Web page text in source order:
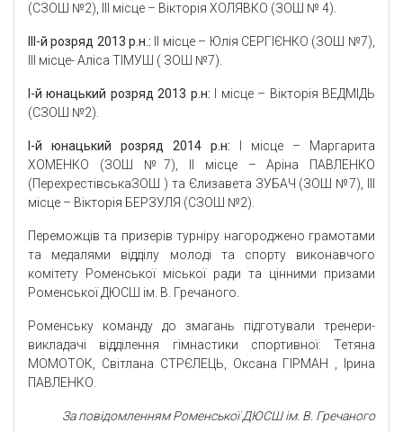
(СЗОШ №2), ІІІ місце – Вікторія ХОЛЯВКО (ЗОШ № 4).
ІІІ-й розряд 2013 р.н .: ІІ місце – Юлія СЕРГІЄНКО (ЗОШ №7),
ІІІ місце- Аліса ТІМУШ ( ЗОШ №7).
І-й юнацький розряд 2013 р.н:
І місце – Вікторія ВЕДМІДЬ
(СЗОШ №2).
І-й юнацький розряд 2014 р.н: І місце – Маргарита
ХОМЕНКО (ЗОШ №7), ІІ місце – Аріна ПАВЛЕНКО
(ПерехрестівськаЗОШ ) та Єлизавета ЗУБАЧ (ЗОШ №7), ІІІ
місце – Вікторія БЕРЗУЛЯ (СЗОШ №2).
Переможців та призерів турніру нагороджено грамотами
та медалями відділу молоді та спорту виконавчого
комітету Роменської міської ради та цінними призами
Роменської ДЮСШ ім. В. Гречаного.
Роменську команду до змагань підготували тренери-
викладачі відділення гімнастики спортивної: Тетяна
МОМОТОК, Світлана СТРЄЛЕЦЬ, Оксана ГІРМАН , Ірина
ПАВЛЕНКО.
За повідомленнямРоменської ДЮСШ ім. В. Гречаного